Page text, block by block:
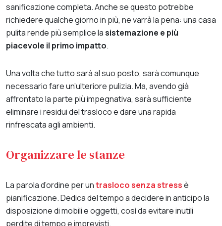
sanificazione completa. Anche se questo potrebbe
richiedere qualche giorno in più, ne varrà la pena: una casa
pulita rende più semplice lasistemazione e più
piacevole il primo impatto.
Una volta che tutto sarà al suo posto, sarà comunque
necessario fare un’ulteriore pulizia. Ma, avendo già
affrontato la parte più impegnativa, sarà sufficiente
eliminare i residui del trasloco e dare una rapida
rinfrescata agli ambienti.
Organizzare le stanze
La parola d’ordine per untrasloco senza stressè
pianificazione. Dedica del tempo a decidere in anticipo la
disposizione di mobili e oggetti, così da evitare inutili
perdite di tempo e imprevisti.